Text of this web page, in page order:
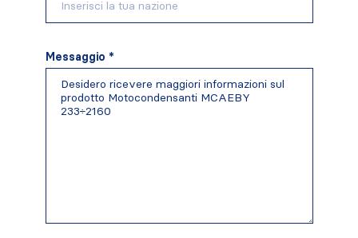
Messaggio *